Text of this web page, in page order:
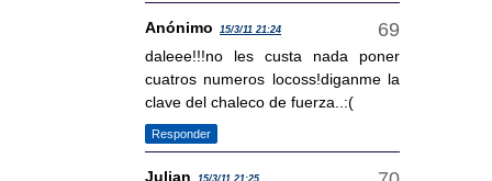
Anónimo 15/3/11 21:24
daleee!!!no les custa nada poner
cuatros numeros locoss!diganme la
clave del chaleco de fuerza..:(
Responder
Julian